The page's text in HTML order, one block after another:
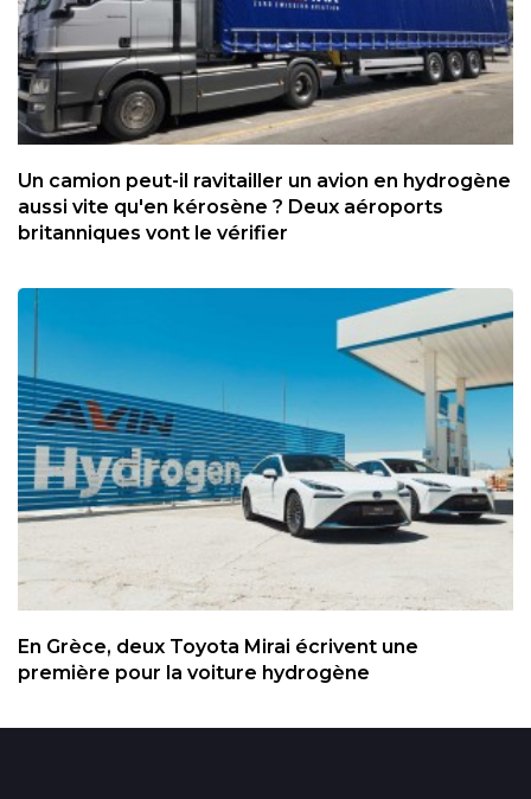
Un camion peut-il ravitailler un avion en hydrogène
aussi vite qu'en kérosène ? Deux aéroports
britanniques vont le vérifier
En Grèce, deux Toyota Mirai écrivent une
première pour la voiture hydrogène